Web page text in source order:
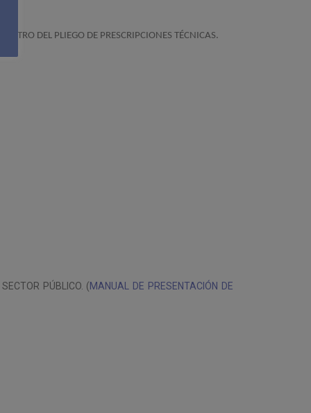
DEL PLIEGO DE PRESCRIPCIONES TÉCNICAS.
PÚBLICO. (MANUAL DE PRESENTACIÓN DE